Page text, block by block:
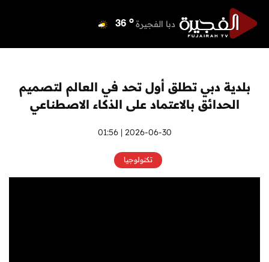
دبا الفجيرة 36 o
عجمان
أم القيوين o
راس الخيمةo
الفجيرة 35 o
بلدية دبي تطلق أول تحد في العالم لتصميم
الحدائق بالاعتماد على الذكاء الاصطناعي
2026-06-30 | 01:56
تكنولوجيا